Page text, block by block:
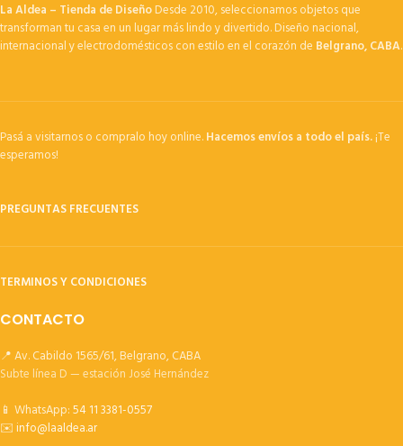
La Aldea – Tienda de DiseñoDesde 2010, seleccionamos objetos que
transforman tu casa en un lugar más lindo y divertido. Diseño nacional,
internacional y electrodomésticos con estilo en el corazón de Belgrano, CABA.
Pasá a visitarnos o compralo hoy online.Hacemos envíos a todo el país.¡Te
esperamos!
PREGUNTAS FRECUENTES
TERMINOS Y CONDICIONES
CONTACTO
📍 Av. Cabildo 1565/61, Belgrano, CABA
Subte línea D — estación José Hernández
📱 WhatsApp:54 11 3381-0557
✉️info@laaldea.ar